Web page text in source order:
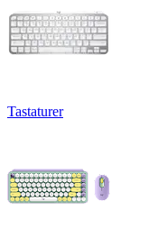
Tastaturer